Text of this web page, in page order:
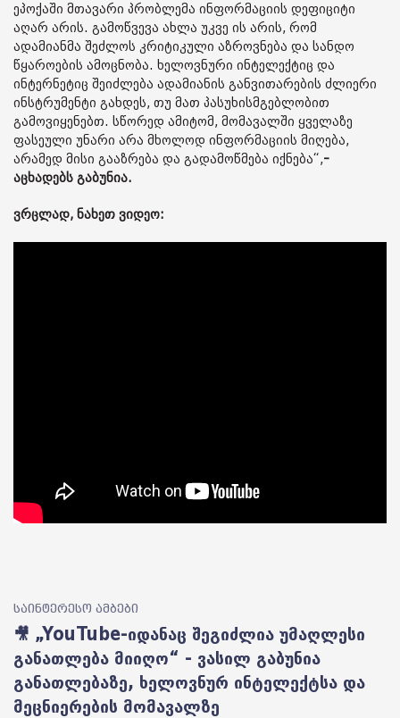
ეპოქაში მთავარი პრობლემა ინფორმაციის დეფიციტი
აღარ არის. გამოწვევა ახლა უკვე ის არის, რომ
ადამიანმა შეძლოს კრიტიკული აზროვნება და სანდო
წყაროების ამოცნობა. ხელოვნური ინტელექტიც და
ინტერნეტიც შეიძლება ადამიანის განვითარების ძლიერი
ინსტრუმენტი გახდეს, თუ მათ პასუხისმგებლობით
გამოვიყენებთ. სწორედ ამიტომ, მომავალში ყველაზე
ფასეული უნარი არა მხოლოდ ინფორმაციის მიღება,
არამედ მისი გააზრება და გადამოწმება იქნება“,-
აცხადებს გაბუნია.
ვრცლად, ნახეთ ვიდეო:
საინტერესო ამბები
🎥 „YouTube-იდანაც შეგიძლია უმაღლესი
განათლება მიიღო“ - ვასილ გაბუნია
განათლებაზე, ხელოვნურ ინტელექტსა და
მეცნიერების მომავალზე